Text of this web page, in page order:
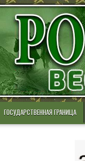
ГОСУДАРСТВЕННАЯ ГРАНИЦА